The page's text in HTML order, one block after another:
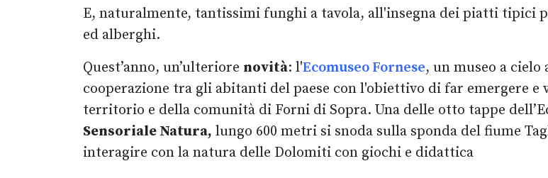
E, naturalmente, tantissimi funghi a tavola, all'insegna dei piatti tipici
ed alberghi.
Quest’anno, un’ulteriore novità: l'Ecomuseo Fornese, un museo a
cooperazione tra gli abitanti del paese con l'obiettivo di far emergere
territorio e della comunità di Forni di Sopra. Una delle otto tappe
Sensoriale Natura, lungo 600 metri si snoda sulla sponda del fiume
interagire con la natura delle Dolomiti con giochi e didattica